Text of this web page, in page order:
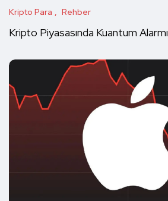
Kripto Para Rehber
Kripto Piyasasında Kuantum Alarmı